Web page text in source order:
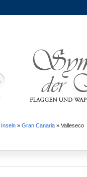
Inseln» Gran Canaria» Valleseco